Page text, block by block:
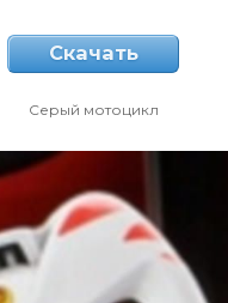
Скачать
Серый мотоцикл